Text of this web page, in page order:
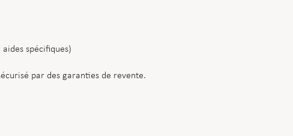
spécifiques)
par des garanties de revente.